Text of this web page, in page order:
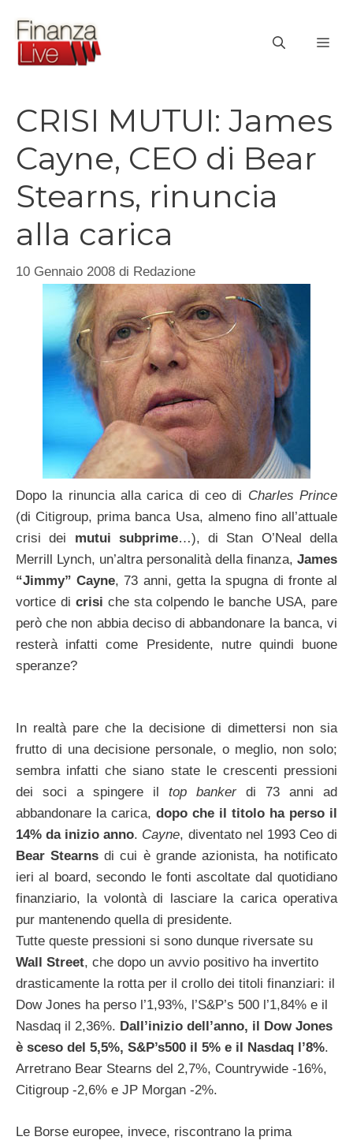
contenuto
CRISI MUTUI: James
Cayne, CEO di Bear
Stearns, rinuncia
alla carica
10 Gennaio 2008 di Redazione
Dopo la rinuncia alla carica di ceo di Charles Prince
(di Citigroup, prima banca Usa, almeno fino all’attuale
crisi dei mutui subprime…), di Stan O’Neal della
Merrill Lynch, un’altra personalità della finanza, James
“Jimmy” Cayne, 73 anni, getta la spugna di fronte al
vortice di crisi che sta colpendo le banche USA, pare
però che non abbia deciso di abbandonare la banca, vi
resterà infatti come Presidente, nutre quindi buone
speranze?
In realtà pare che la decisione di dimettersi non sia
frutto di una decisione personale, o meglio, non solo;
sembra infatti che siano state le crescenti pressioni
dei soci a spingere il top bankerdi 73 anni ad
abbandonare la carica, dopo che il titolo ha perso il
14% da inizio anno. Cayne, diventato nel 1993 Ceo di
Bear Stearns di cui è grande azionista, ha notificato
ieri al board, secondo le fonti ascoltate dal quotidiano
finanziario, la volontà di lasciare la carica operativa
pur mantenendo quella di presidente.
Tutte queste pressioni si sono dunque riversate su
Wall Street, che dopo un avvio positivo ha invertito
drasticamente la rotta per il crollo dei titoli finanziari: il
Dow Jones ha perso l’1,93%, l’S&P’s 500 l’1,84% e il
Nasdaq il 2,36%. Dall’inizio dell’anno, il Dow Jones
è sceso del 5,5%, S&P’s500 il 5% e il Nasdaq l’8%.
Arretrano Bear Stearns del 2,7%, Countrywide -16%,
Citigroup -2,6% e JP Morgan -2%.
Le Borse europee, invece, riscontrano la prima